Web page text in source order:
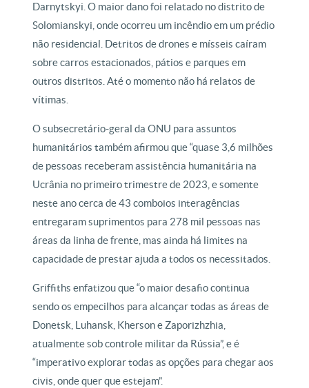
Darnytskyi. O maior dano foi relatado no distrito de
Solomianskyi, onde ocorreu um incêndio em um prédio
não residencial. Detritos de drones e mísseis caíram
sobre carros estacionados, pátios e parques em
outros distritos. Até o momento não há relatos de
vítimas.
O subsecretário-geral da ONU para assuntos
humanitários também afirmou que “quase 3,6 milhões
de pessoas receberam assistência humanitária na
Ucrânia no primeiro trimestre de 2023, e somente
neste ano cerca de 43 comboios interagências
entregaram suprimentos para 278 mil pessoas nas
áreas da linha de frente, mas ainda há limites na
capacidade de prestar ajuda a todos os necessitados.
Griffiths enfatizou que “o maior desafio continua
sendo os empecilhos para alcançar todas as áreas de
Donetsk, Luhansk, Kherson e Zaporizhzhia,
atualmente sob controle militar da Rússia”, e é
“imperativo explorar todas as opções para chegar aos
civis, onde quer que estejam”.